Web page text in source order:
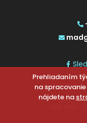
CHCETE
Prehliadaním
na
nájdete na